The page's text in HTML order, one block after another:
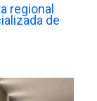
regional
de